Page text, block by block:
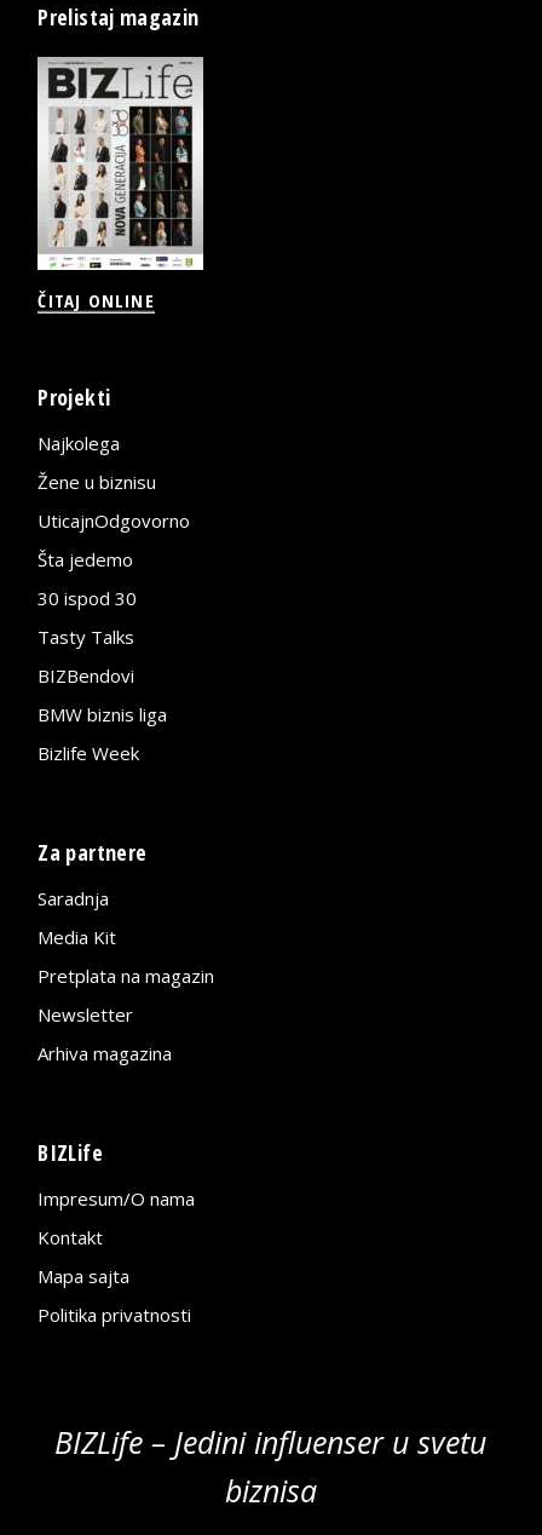
Prelistaj magazin
ČITAJ ONLINE
Projekti
Najkolega
Žene u biznisu
UticajnOdgovorno
Šta jedemo
30 ispod 30
Tasty Talks
BIZBendovi
BMW biznis liga
Bizlife Week
Za partnere
Saradnja
Media Kit
Pretplata na magazin
Newsletter
Arhiva magazina
BIZLife
Impresum/O nama
Kontakt
Mapa sajta
Politika privatnosti
BIZLife – Jedini influenser u svetu
biznisa